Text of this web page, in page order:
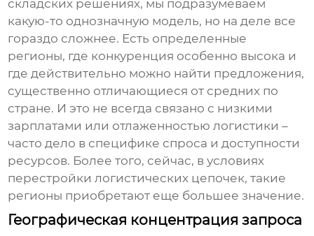
складских решениях, мы подразумеваем
какую-то однозначную модель, но на деле все
гораздо сложнее. Есть определенные
регионы, где конкуренция особенно высока и
где действительно можно найти предложения,
существенно отличающиеся от средних по
стране. И это не всегда связано с низкими
зарплатами или отлаженностью логистики –
часто дело в специфике спроса и доступности
ресурсов. Более того, сейчас, в условиях
перестройки логистических цепочек, такие
регионы приобретают еще большее значение.
Географическая концентрация запроса